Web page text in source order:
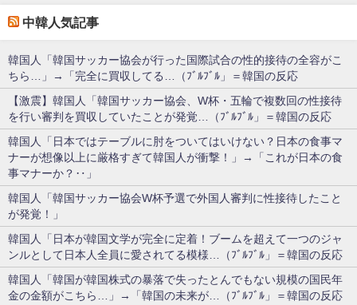
中韓人気記事
韓国人「韓国サッカー協会が行った国際試合の性的接待の全容がこ
ちら…」→「完全に買収してる…（ﾌﾞﾙﾌﾞﾙ」＝韓国の反応
【激震】韓国人「韓国サッカー協会、W杯・五輪で複数回の性接待
を行い審判を買収していたことが発覚…（ﾌﾞﾙﾌﾞﾙ」＝韓国の反応
韓国人「日本ではテーブルに肘をついてはいけない？日本の食事マ
ナーが想像以上に厳格すぎて韓国人が衝撃！」→「これが日本の食
事マナーか？‥」
韓国人「韓国サッカー協会W杯予選で外国人審判に性接待したこと
が発覚！」
韓国人「日本が韓国文学が完全に定着！ブームを超えて一つのジャ
ンルとして日本人全員に愛されてる模様…（ﾌﾞﾙﾌﾞﾙ」＝韓国の反応
韓国人「韓国が韓国株式の暴落で失ったとんでもない規模の国民年
金の金額がこちら…」→「韓国の未来が…（ﾌﾞﾙﾌﾞﾙ」＝韓国の反応